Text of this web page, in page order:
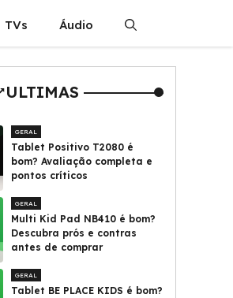
TVs Áudio
ULTIMAS
GERAL
Tablet Positivo T2080 é
bom? Avaliação completa e
pontos críticos
GERAL
Multi Kid Pad NB410 é bom?
Descubra prós e contras
antes de comprar
GERAL
Tablet BE PLACE KIDS é bom?